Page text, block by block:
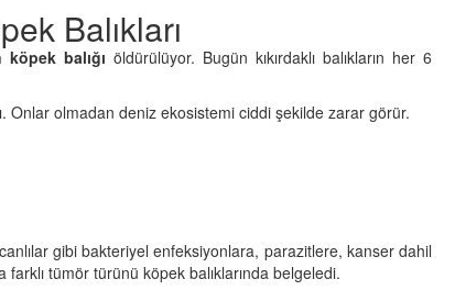
Balıkları
balığı öldürülüyor. Bugün kıkırdaklı balıkların her 6
Onlar olmadan deniz ekosistemi ciddi şekilde zarar görür.
gibi bakteriyel enfeksiyonlara, parazitlere, kanser dahil
tümör türünü köpek balıklarında belgeledi.